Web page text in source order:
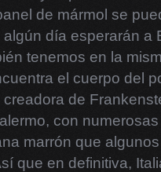
de mármol se
día esperarán a
tenemos en la
el cuerpo del
de
con
marrón que
que en definitiva,